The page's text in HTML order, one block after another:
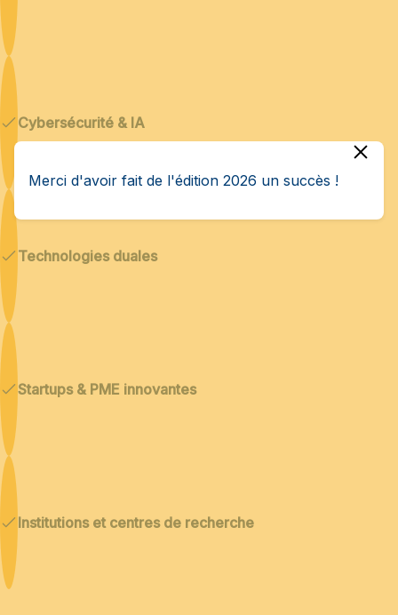
Cybersécurité & IA
Technologies duales
Startups & PME innovantes
Institutions et centres de recherche
Merci d'avoir fait de l'édition 2026 un succès !